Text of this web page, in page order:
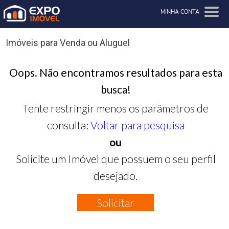
MINHA CONTA
Imóveis para Venda ou Aluguel
Oops. Não encontramos resultados para esta
busca!
Tente restringir menos os parâmetros de
consulta: Voltar para pesquisa
ou
Solicite um Imóvel que possuem o seu perfil
desejado.
Solicitar